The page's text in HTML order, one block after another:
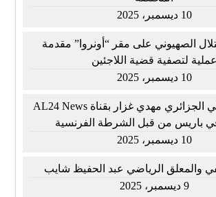
10 ديسمبر، 2025
الصهيوني على مقر “أونروا” مقدمة
عملية لتصفية قضية اللاجئين
10 ديسمبر، 2025
توقيف الصحفي الجزائري مهدي غزار بقناة AL24 News
في باريس من قبل الشرطة الفرنسية
10 ديسمبر، 2025
والمعلق الرياضي عبد الحفيظ شايب
9 ديسمبر، 2025